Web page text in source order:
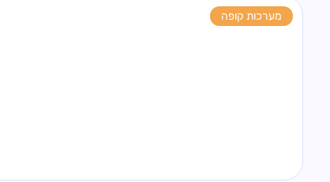
מערכות קופה